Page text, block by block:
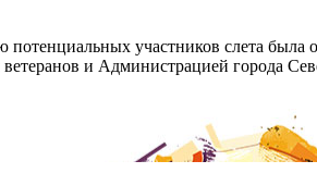
участников слета
и Администрацией города